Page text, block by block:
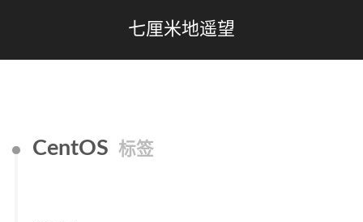
七厘米地遥望
CentOS 标签